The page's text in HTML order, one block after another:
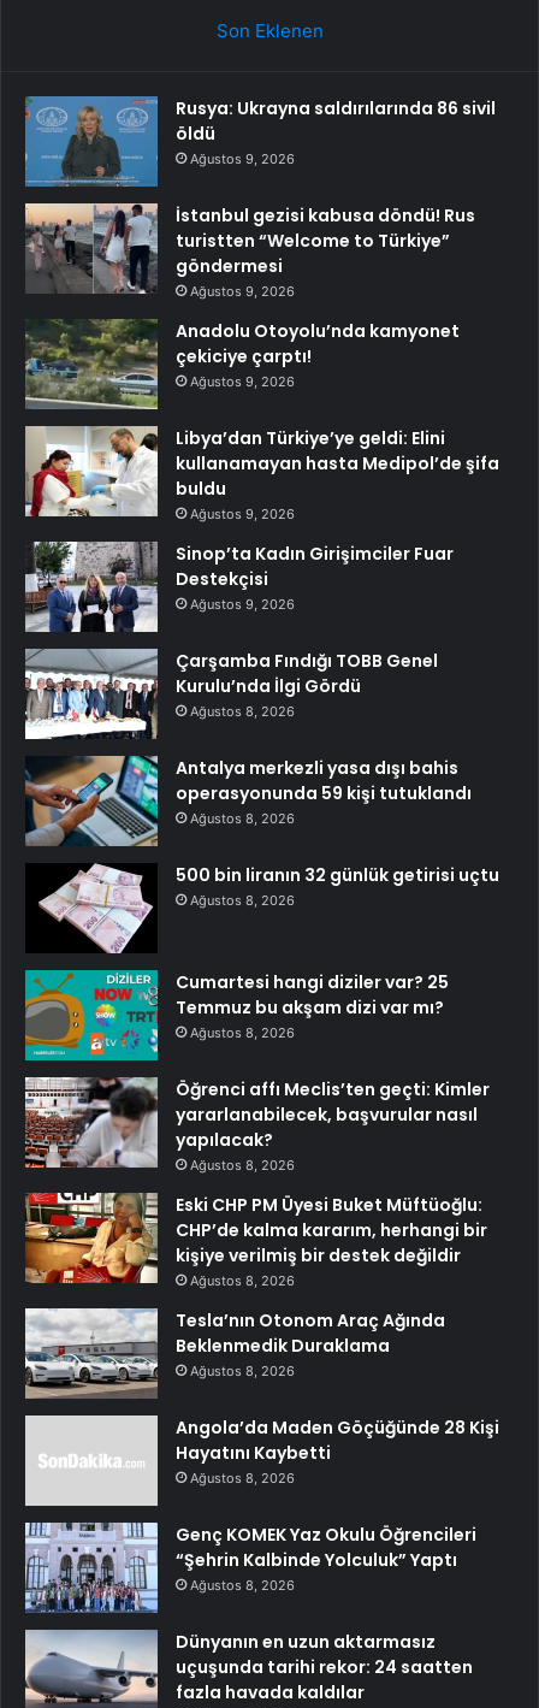
Son Eklenen
Rusya: Ukrayna saldırılarında 86 sivil
öldü
Ağustos 9, 2026
İstanbul gezisi kabusa döndü! Rus
turistten “Welcome to Türkiye”
göndermesi
Ağustos 9, 2026
Anadolu Otoyolu’nda kamyonet
çekiciye çarptı!
Ağustos 9, 2026
Libya’dan Türkiye’ye geldi: Elini
kullanamayan hasta Medipol’de şifa
buldu
Ağustos 9, 2026
Sinop’ta Kadın Girişimciler Fuar
Destekçisi
Ağustos 9, 2026
Çarşamba Fındığı TOBB Genel
Kurulu’nda İlgi Gördü
Ağustos 8, 2026
Antalya merkezli yasa dışı bahis
operasyonunda 59 kişi tutuklandı
Ağustos 8, 2026
500 bin liranın 32 günlük getirisi uçtu
Ağustos 8, 2026
Cumartesi hangi diziler var? 25
Temmuz bu akşam dizi var mı?
Ağustos 8, 2026
Öğrenci affı Meclis’ten geçti: Kimler
yararlanabilecek, başvurular nasıl
yapılacak?
Ağustos 8, 2026
Eski CHP PM Üyesi Buket Müftüoğlu:
CHP’de kalma kararım, herhangi bir
kişiye verilmiş bir destek değildir
Ağustos 8, 2026
Tesla’nın Otonom Araç Ağında
Beklenmedik Duraklama
Ağustos 8, 2026
Angola’da Maden Göçüğünde 28 Kişi
Hayatını Kaybetti
Ağustos 8, 2026
Genç KOMEK Yaz Okulu Öğrencileri
“Şehrin Kalbinde Yolculuk” Yaptı
Ağustos 8, 2026
Dünyanın en uzun aktarmasız
uçuşunda tarihi rekor: 24 saatten
fazla havada kaldılar